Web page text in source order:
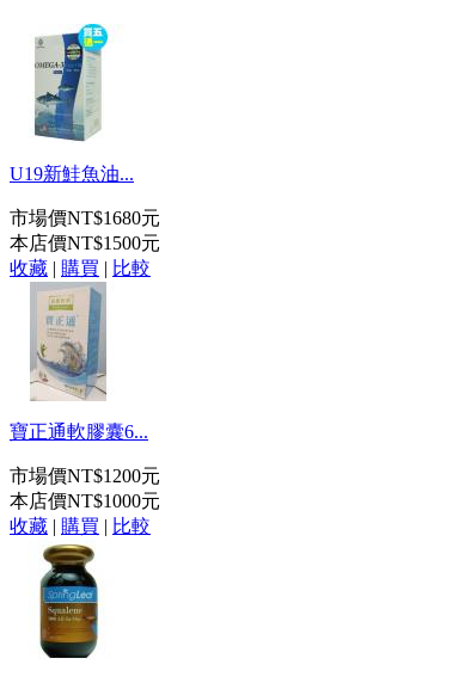
U19新鮭魚油...
市場價NT$1680元
本店價NT$1500元
收藏 | 購買 | 比較
寶正通軟膠囊6...
市場價NT$1200元
本店價NT$1000元
收藏 | 購買 | 比較